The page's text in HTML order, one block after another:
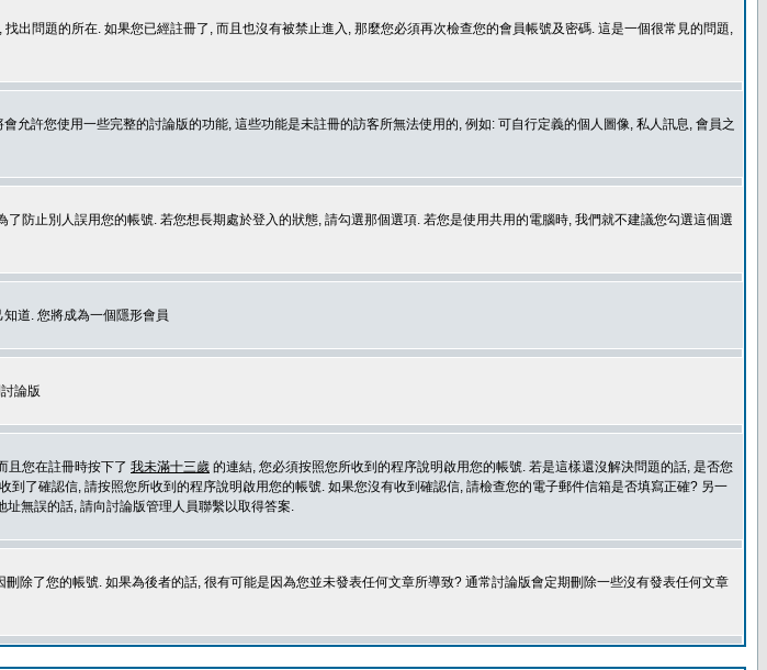
問題的所在. 如果您已經註冊了, 而且也沒有被禁止進入, 那麼您必須再次檢查您的會員帳號及密碼. 這是一個很常見的問題,
許您使用一些完整的討論版的功能, 這些功能是未註冊的訪客所無法使用的, 例如: 可自行定義的個人圖像, 私人訊息, 會員之
防止別人誤用您的帳號. 若您想長期處於登入的狀態, 請勾選那個選項. 若您是使用共用的電腦時, 我們就不建議您勾選這個選
道. 您將成為一個隱形會員
論版
且您在註冊時按下了 我未滿十三歲 的連結, 您必須按照您所收到的程序說明啟用您的帳號. 若是這樣還沒解決問題的話, 是否您
了確認信, 請按照您所收到的程序說明啟用您的帳號. 如果您沒有收到確認信, 請檢查您的電子郵件信箱是否填寫正確? 另一
無誤的話, 請向討論版管理人員聯繫以取得答案.
了您的帳號. 如果為後者的話, 很有可能是因為您並未發表任何文章所導致? 通常討論版會定期刪除一些沒有發表任何文章